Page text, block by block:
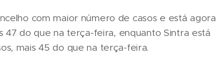
com maior número de casos e está agora
47 do que na terça-feira, enquanto Sintra está
mais 45 do que na terça-feira.